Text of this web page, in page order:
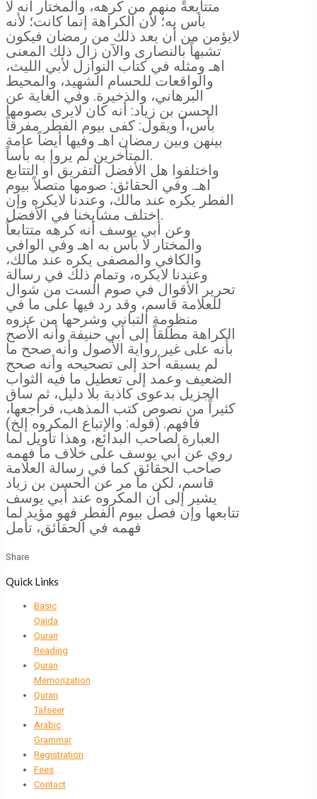
متتابعةً منهم من كرهه، والمختار أنه لا
بأس به؛ لأن الكراهة إنما كانت؛ لأنه
لايؤمن من أن يعد ذلك من رمضان فيكون
تشبهاً بالنصارى والآن زال ذلك المعنى
اهـ ومثله في كتاب النوازل لأبي الليث،
والواقعات للحسام الشهيد، والمحيط
البرهاني، والذخيرة. وفي الغاية عن
الحسن بن زياد: أنه كان لايرى بصومها
بأس،اً ويقول: كفى بيوم الفطر مفرقاً
بينهن وبين رمضان اهـ وفيها أيضاً عامة
المتأخرين لم يروا به بأساً.
واختلفوا هل الأفضل التفريق أو التتابع
اهـ. وفي الحقائق: صومها متصلاً بيوم
الفطر يكره عند مالك، وعندنا لايكره وإن
اختلف مشايخنا في الأفضل.
وعن أبي يوسف أنه كرهه متتابعاً
والمختار لا بأس به اهـ وفي الوافي
والكافي والمصفى يكره عند مالك،
وعندنا لايكره، وتمام ذلك في رسالة
تحرير الأقوال في صوم الست من شوال
للعلامة قاسم، وقد رد فيها على ما في
منظومة التباني وشرحها من عزوه
الكراهة مطلقاً إلى أبي حنيفة وأنه الأصح
بأنه على غير رواية الأصول وأنه صحح ما
لم يسبقه أحد إلى تصحيحه وأنه صحح
الضعيف وعمد إلى تعطيل ما فيه الثواب
الجزيل بدعوى كاذبة بلا دليل، ثم ساق
كثيراً من نصوص كتب المذهب، فراجعها،
فافهم. (قوله: والإتباع المكروه إلخ)
العبارة لصاحب البدائع، وهذا تأويل لما
روي عن أبي يوسف على خلاف ما فهمه
صاحب الحقائق كما في رسالة العلامة
قاسم، لكن ما مر عن الحسن بن زياد
يشير إلى أن المكروه عند أبي يوسف
تتابعها وإن فصل بيوم الفطر فهو مؤيد لما
فهمه في الحقائق، تأمل
Share
Quick Links
Basic
Qaida
Quran
Reading
Quran
Memorization
Quran
Tafseer
Arabic
Grammar
Registration
Fees
Contact